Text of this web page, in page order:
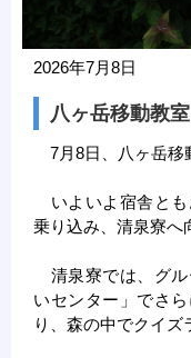
2026年7月8日
八ヶ岳移動教室
7月8日、八ヶ岳移
いよいよ宿舎とも
乗り込み、清泉寮へ
清泉寮では、グル
いセンター」でさ
り、森の中でクイズ